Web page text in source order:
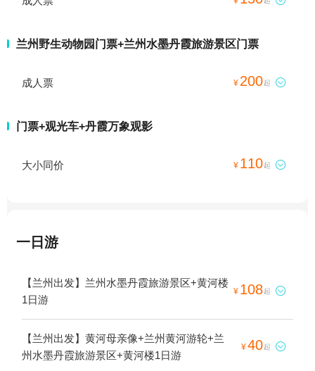
兰州野生动物园门票+兰州水墨丹霞旅游景区门票
成人票 ¥ 200起 
门票+观光车+丹霞万象观影
大小同价 ¥ 110起 
一日游
【兰州出发】兰州水墨丹霞旅游景区+黄河楼
1日游
¥ 108起 
【兰州出发】黄河母亲像+兰州黄河游轮+兰
州水墨丹霞旅游景区+黄河楼1日游
¥40起 